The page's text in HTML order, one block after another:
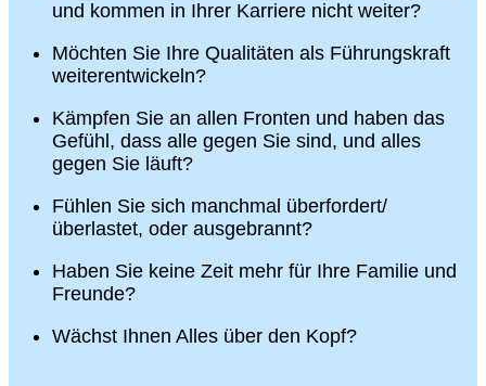
und kommen in Ihrer Karriere nicht weiter?
Möchten Sie Ihre Qualitäten als Führungskraft
weiterentwickeln?
Kämpfen Sie an allen Fronten und haben das
Gefühl, dass alle gegen Sie sind, und alles
gegen Sie läuft?
Fühlen Sie sich manchmal überfordert/
überlastet, oder ausgebrannt?
Haben Sie keine Zeit mehr für Ihre Familie und
Freunde?
Wächst Ihnen Alles über den Kopf?